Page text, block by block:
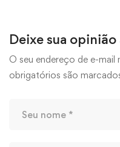
Deixe sua opinião
O seu endereço de e-mail
obrigatórios são